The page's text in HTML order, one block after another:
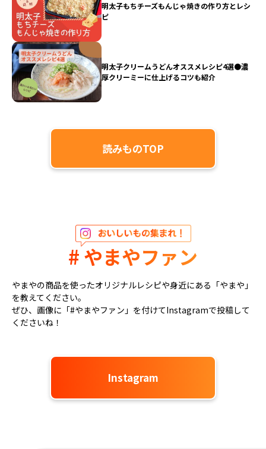
明太子もちチーズもんじゃ焼きの作り方とレシ
ピ
明太子クリームうどんオススメレシピ4選●濃
厚クリーミーに仕上げるコツも紹介
読みものTOP
# やまやファン
やまやの商品を使ったオリジナルレシピや身近にある「やまや」
を教えてください。
ぜひ、画像に「#やまやファン」を付けてInstagramで投稿して
くださいね！
Instagram